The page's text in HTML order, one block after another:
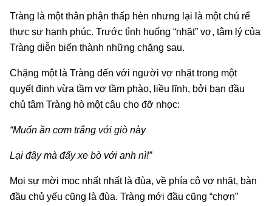
Tràng là một thân phận thấp hèn nhưng lại là một chú rể
thực sự hạnh phúc. Trước tình huống “nhặt” vợ, tâm lý của
Tràng diễn biến thành những chặng sau.
Chặng một là Tràng đến với người vợ nhặt trong một
quyết định vừa tầm vơ tầm phào, liều lĩnh, bởi ban đầu
chủ tâm Tràng hò một câu cho đỡ nhọc:
“Muốn ăn cơm trắng với giò này
Lại đây mà đẩy xe bò với anh nì!”
Mọi sự mời mọc nhất nhất là đùa, về phía cô vợ nhặt, bàn
đầu chủ yếu cũng là đùa. Tràng mới đầu cũng “chợn”